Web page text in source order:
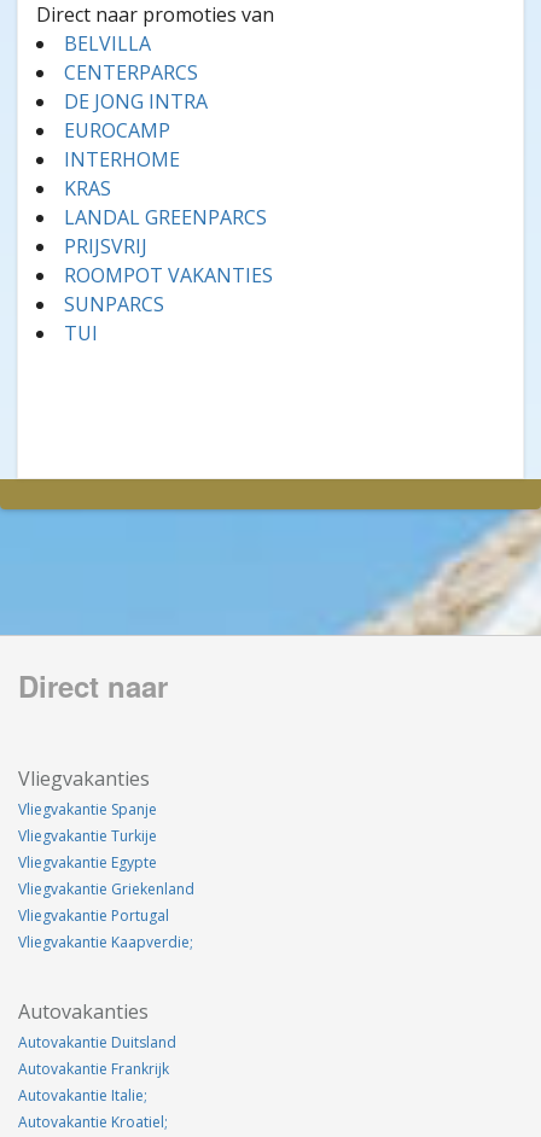
Direct naar promoties van
BELVILLA
CENTERPARCS
DE JONG INTRA
EUROCAMP
INTERHOME
KRAS
LANDAL GREENPARCS
PRIJSVRIJ
ROOMPOT VAKANTIES
SUNPARCS
TUI
Direct naar
Vliegvakanties
Vliegvakantie Spanje
Vliegvakantie Turkije
Vliegvakantie Egypte
Vliegvakantie Griekenland
Vliegvakantie Portugal
Vliegvakantie Kaapverdie;
Autovakanties
Autovakantie Duitsland
Autovakantie Frankrijk
Autovakantie Italie;
Autovakantie Kroatiel;